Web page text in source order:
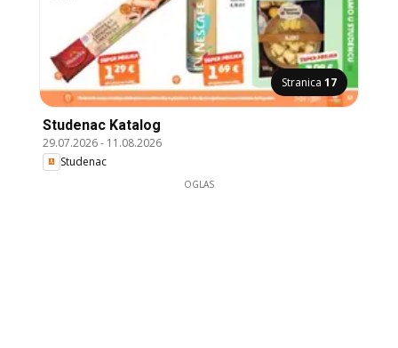
Stranica 17
Studenac Katalog
29.07.2026- 11.08.2026
Studenac
OGLAS